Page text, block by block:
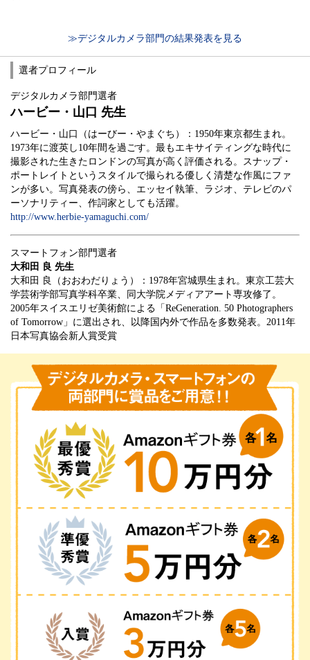
≫デジタルカメラ部門の結果発表を見る
選者プロフィール
デジタルカメラ部門選者
ハービー・山口 先生
ハービー・山口（はーびー・やまぐち）：1950年東京都生まれ。
1973年に渡英し10年間を過ごす。最もエキサイティングな時代に
撮影された生きたロンドンの写真が高く評価される。スナップ・
ポートレイトというスタイルで撮られる優しく清楚な作風にファ
ンが多い。写真発表の傍ら、エッセイ執筆、ラジオ、テレビのパ
ーソナリティー、作詞家としても活躍。
http://www.herbie-yamaguchi.com/
スマートフォン部門選者
大和田 良 先生
大和田 良（おおわだりょう）：1978年宮城県生まれ。東京工芸大
学芸術学部写真学科卒業、同大学院メディアアート専攻修了。
2005年スイスエリゼ美術館による「ReGeneration. 50 Photographers
of Tomorrow」に選出され、以降国内外で作品を多数発表。2011年
日本写真協会新人賞受賞